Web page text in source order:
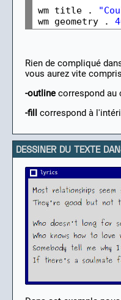
wm title .
wm geometry .
Rien de compliqué
vous aurez vite
-outline correspond au
-fill correspond à
DESSINER DU TEXTE